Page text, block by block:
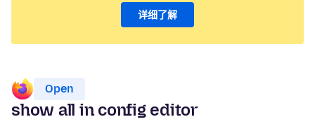
详细了解
Open
show all in config editor